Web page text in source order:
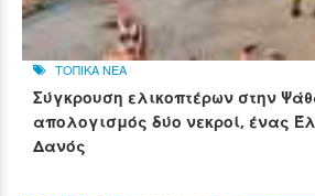
ΤΟΠΙΚΑ ΝΕΑ
Σύγκρουση ελικοπτέρων στην
απολογισμός δύο νεκροί, ένας
Δανός